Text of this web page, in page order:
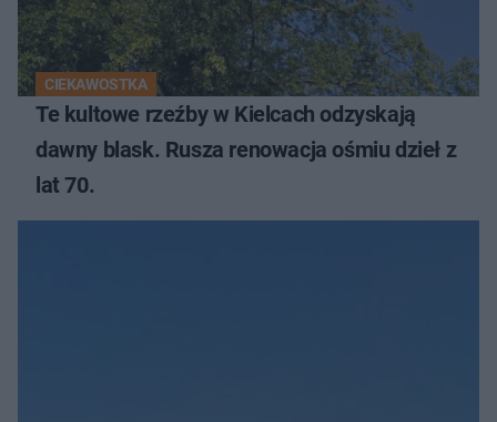
CIEKAWOSTKA
Te kultowe rzeźby w Kielcach odzyskają
dawny blask. Rusza renowacja ośmiu dzieł z
lat 70.